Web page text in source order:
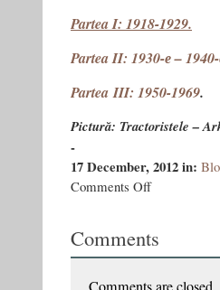
Partea I: 1918-1929.
Partea II: 1930-е –
Partea III: 1950-1969.
Pictură: Tractoristele –
-
17 December, 2012in:
Comments Offon
sovietică:
Comments